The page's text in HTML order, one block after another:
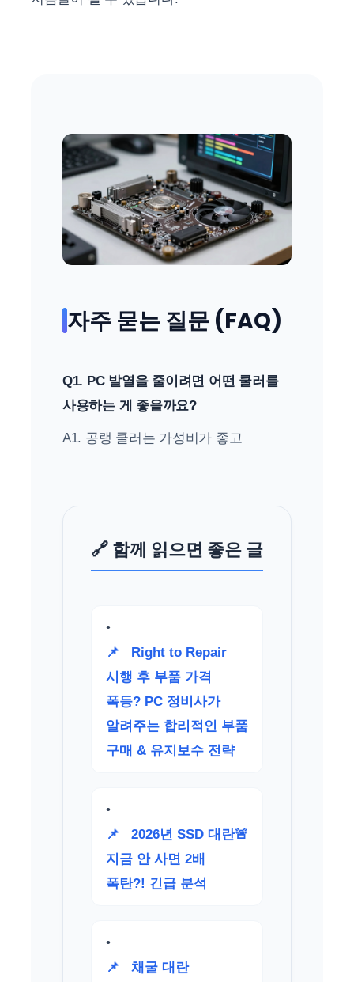
자주 묻는 질문 (FAQ)
Q1. PC 발열을 줄이려면 어떤 쿨러를
사용하는 게 좋을까요?
A1. 공랭 쿨러는 가성비가 좋고
🔗 함께 읽으면 좋은 글
📌
Right to Repair
시행 후 부품 가격
폭등? PC 정비사가
알려주는 합리적인 부품
구매 & 유지보수 전략
📌
2026년 SSD 대란🚨
지금 안 사면 2배
폭탄?! 긴급 분석
📌
채굴 대란